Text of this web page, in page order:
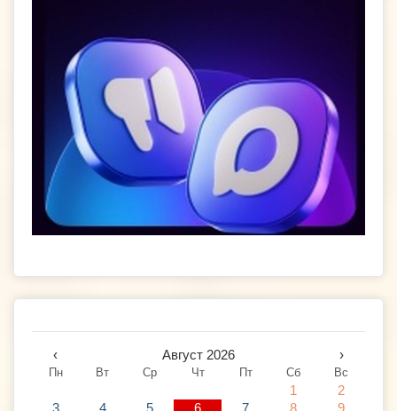
‹ Август 2026 ›
Пн Вт Ср Чт Пт Сб Вс
1
2
3
4 5 6 7 8 9